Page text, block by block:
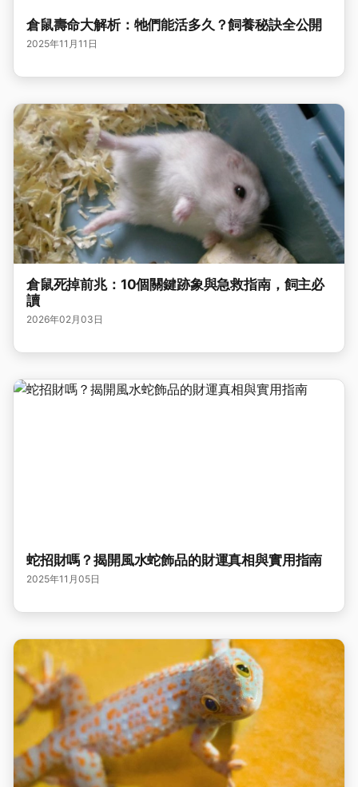
倉鼠壽命大解析：牠們能活多久？飼養秘訣全公開
2025年11月11日
倉鼠死掉前兆：10個關鍵跡象與急救指南，飼主必
讀
2026年02月03日
蛇招財嗎？揭開風水蛇飾品的財運真相與實用指南
2025年11月05日